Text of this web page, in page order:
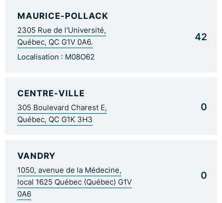
MAURICE-POLLACK
2305 Rue de l'Université,
Québec, QC G1V 0A6.
Localisation : M08O62
42
CENTRE-VILLE
305 Boulevard Charest E,
Québec, QC G1K 3H3
0
VANDRY
1050, avenue de la Médecine,
local 1625 Québec (Québec) G1V
0A6
0